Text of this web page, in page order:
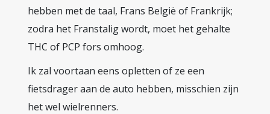
hebben met de taal, Frans België of Frankrijk;
zodra het Franstalig wordt, moet het gehalte
THC of PCP fors omhoog.
Ik zal voortaan eens opletten of ze een
fietsdrager aan de auto hebben, misschien zijn
het wel wielrenners.